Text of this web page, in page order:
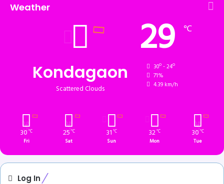
Weather
Kondagaon
Scattered Clouds
29 ℃
30º - 24º
71%
4.39 km/h
30℃
Fri
25℃
Sat
31 ℃
Sun
32℃
Mon
30℃
Tue
Log In